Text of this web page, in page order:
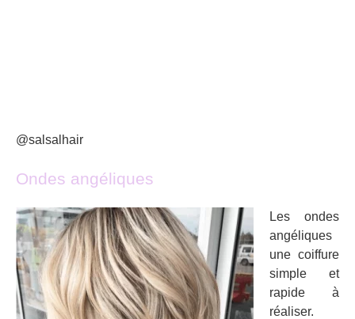
@salsalhair
Ondes angéliques
Les ondes
angéliques
une coiffure
simple et
rapide à
réaliser.